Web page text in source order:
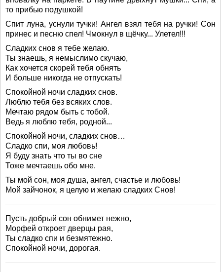
то прибью подушкой!
Спит луна, уснули тучки! Ангел взял тебя на ручки! Сон
принес и песню спел! Чмокнул в щёчку... Улетел!!!
Сладких снов я тебе желаю.
Ты знаешь, я немыслимо скучаю,
Как хочется скорей тебя обнять
И больше никогда не отпускать!
Спокойной ночи сладких снов.
Люблю тебя без всяких слов.
Мечтаю рядом быть с тобой.
Ведь я люблю тебя, родной...
Спокойной ночи, сладких снов…
Сладко спи, моя любовь!
Я буду знать что ты во сне
Тоже мечтаешь обо мне.
Ты мой сон, моя душа, ангел, счастье и любовь!
Мой зайчонок, я целую и желаю сладких Снов!
Пусть добрый сон обнимет нежно,
Морфей откроет дверцы рая,
Ты сладко спи и безмятежно.
Спокойной ночи, дорогая.